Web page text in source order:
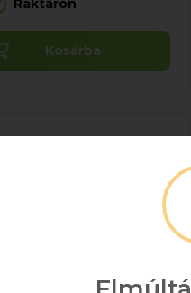
Raktáron
Kosárba